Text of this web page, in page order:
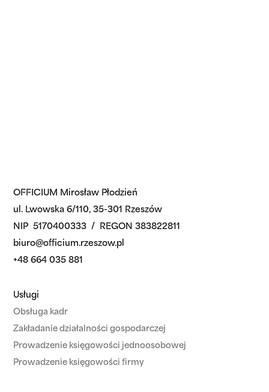
OFFICIUM Mirosław Płodzień
ul. Lwowska 6/110, 35-301 Rzeszów
NIP 5170400333 / REGON 383822811
biuro@officium.rzeszow.pl
+48 664 035 881
Usługi
Obsługa kadr
Zakładanie działalności gospodarczej
Prowadzenie księgowości jednoosobowej
Prowadzenie księgowości firmy